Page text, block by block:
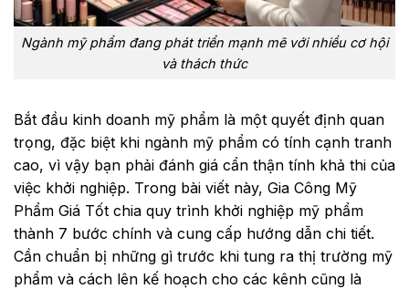
Ngành mỹ phẩm đang phát triển mạnh mẽ với nhiều cơ hội
và thách thức
Bắt đầu kinh doanh mỹ phẩm là một quyết định quan
trọng, đặc biệt khi ngành mỹ phẩm có tính cạnh tranh
cao, vì vậy bạn phải đánh giá cẩn thận tính khả thi của
việc khởi nghiệp. Trong bài viết này, Gia Công Mỹ
Phẩm Giá Tốt chia quy trình khởi nghiệp mỹ phẩm
thành 7 bước chính và cung cấp hướng dẫn chi tiết.
Cần chuẩn bị những gì trước khi tung ra thị trường mỹ
phẩm và cách lên kế hoạch cho các kênh cũng là